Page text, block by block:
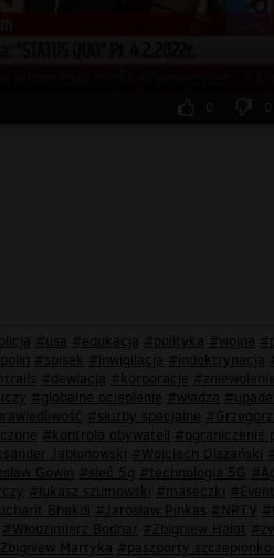
#usa #edukacja #polityka #wojna
#spisek #inwigilacja #indoktrynacja
#dewiacja #korporacje #zniewolenie
#globalne ocieplenie #władza
#służby specjalne
#kontrola obywateli #ograniczenie
Jabłonowski #Wojciech Olszański
Gowin #sieć 5g #technologia 5G
#łukasz szumowski #maseczki
Bhakdi #Jarosław Pinkas #NPTV
#Włodzimierz Bodnar #Zbigniew Hałat
Martyka #paszporty